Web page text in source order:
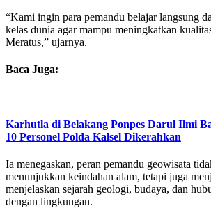
“Kami ingin para pemandu belajar langsung
kelas dunia agar mampu meningkatkan
Meratus,” ujarnya.
Baca Juga:
Karhutla di Belakang Ponpes Darul Ilmi
10 Personel Polda Kalsel Dikerahkan
Ia menegaskan, peran pemandu geowisata
menunjukkan keindahan alam, tetapi juga
menjelaskan sejarah geologi, budaya, dan
dengan lingkungan.